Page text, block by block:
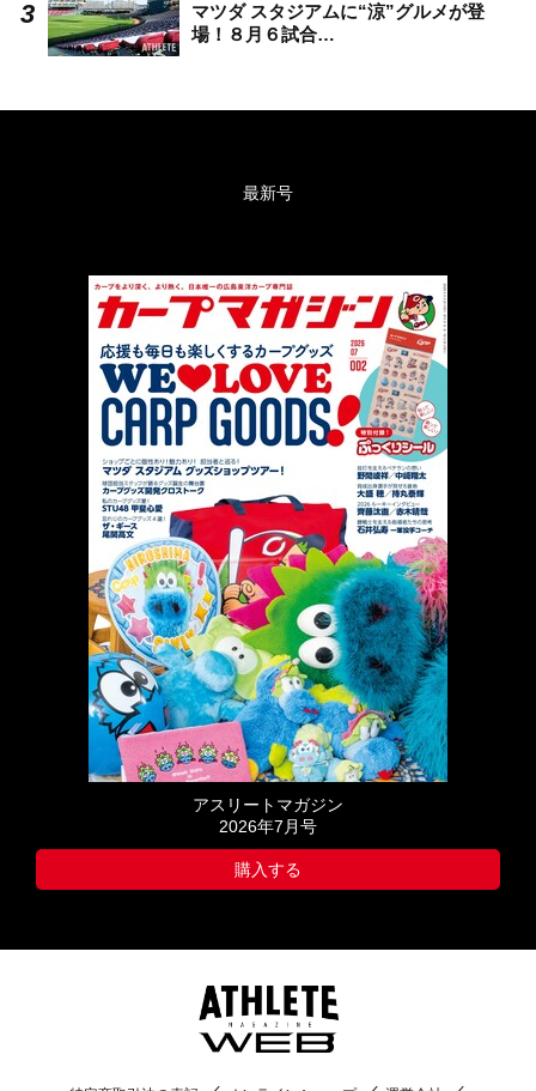
マツダ スタジアムに“涼”グルメが登
場！８月６試合…
最新号
アスリートマガジン
2026年7月号
購入する